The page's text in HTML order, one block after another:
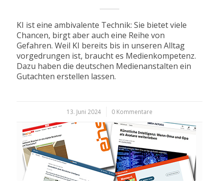
KI ist eine ambivalente Technik: Sie bietet viele
Chancen, birgt aber auch eine Reihe von
Gefahren. Weil KI bereits bis in unseren Alltag
vorgedrungen ist, braucht es Medienkompetenz.
Dazu haben die deutschen Medienanstalten ein
Gutachten erstellen lassen.
13. Juni 2024 0 Kommentare